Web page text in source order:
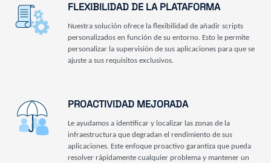
FLEXIBILIDAD DE LA PLATAFORMA
Nuestra solución ofrece la flexibilidad de añadir scripts
personalizados en función de su entorno. Esto le permite
personalizar la supervisión de sus aplicaciones para que se
ajuste a sus requisitos exclusivos.
PROACTIVIDAD MEJORADA
Le ayudamos a identificar y localizar las zonas de la
infraestructura que degradan el rendimiento de sus
aplicaciones. Este enfoque proactivo garantiza que pueda
resolver rápidamente cualquier problema y mantener un